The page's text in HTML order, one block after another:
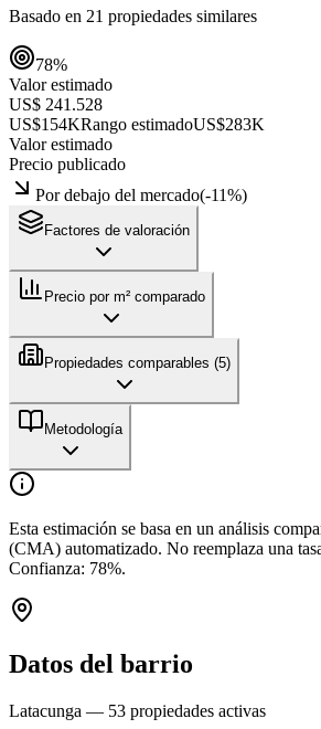
Basado en 21 propiedades similares
78%
Valor estimado
US$ 241.528
US$154KRango estimadoUS$283K
Valor estimado
Precio publicado
Por debajo del mercado(-11%)
Factores de valoración
Precio por m² comparado
Propiedades comparables (5)
Metodología
Esta estimación se basa en un análisis
(CMA) automatizado. No reemplaza una
Confianza: 78%.
Datos del barrio
Latacunga — 53 propiedades activas